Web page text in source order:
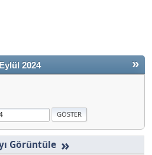
»
Eylül 2024
»